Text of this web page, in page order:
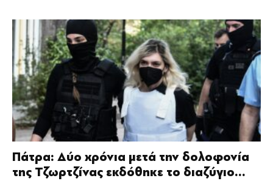
Πάτρα: Δύο χρόνια μετά την δολοφονία
της Τζωρτζίνας εκδόθηκε το διαζύγιο...